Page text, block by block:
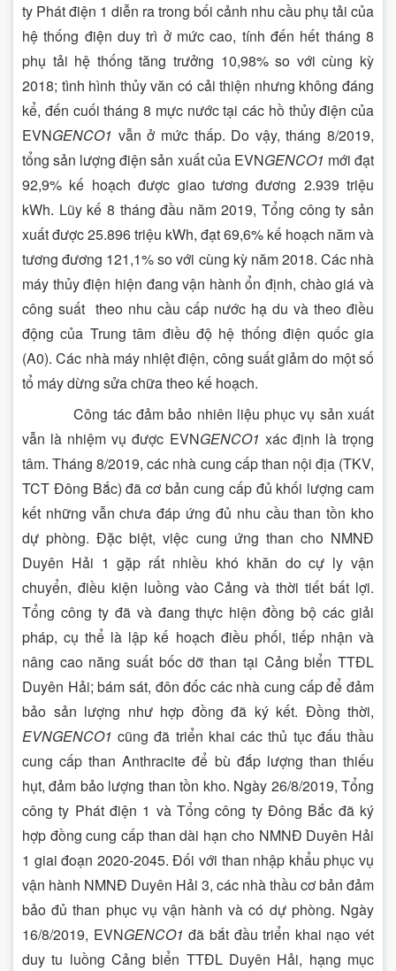
ty Phát điện 1 diễn ra trong bối cảnh nhu cầu phụ tải của
hệ thống điện duy trì ở mức cao, tính đến hết tháng 8
phụ tải hệ thống tăng trưởng 10,98% so với cùng kỳ
2018; tình hình thủy văn có cải thiện nhưng không đáng
kể, đến cuối tháng 8 mực nước tại các hồ thủy điện của
EVNGENCO1 vẫn ở mức thấp. Do vậy, tháng 8/2019,
tổng sản lượng điện sản xuất của EVNGENCO1 mới đạt
92,9% kế hoạch được giao tương đương 2.939 triệu
kWh. Lũy kế 8 tháng đầu năm 2019, Tổng công ty sản
xuất được 25.896 triệu kWh, đạt 69,6% kế hoạch năm và
tương đương 121,1% so với cùng kỳ năm 2018. Các nhà
máy thủy điện hiện đang vận hành ổn định, chào giá và
công suất theo nhu cầu cấp nước hạ du và theo điều
động của Trung tâm điều độ hệ thống điện quốc gia
(A0). Các nhà máy nhiệt điện, công suất giảm do một số
tổ máy dừng sửa chữa theo kế hoạch.
Công tác đảm bảo nhiên liệu phục vụ sản xuất
vẫn là nhiệm vụ được EVNGENCO1 xác định là trọng
tâm. Tháng 8/2019, các nhà cung cấp than nội địa (TKV,
TCT Đông Bắc) đã cơ bản cung cấp đủ khối lượng cam
kết những vẫn chưa đáp ứng đủ nhu cầu than tồn kho
dự phòng. Đặc biệt, việc cung ứng than cho NMNĐ
Duyên Hải 1 gặp rất nhiều khó khăn do cự ly vận
chuyển, điều kiện luồng vào Cảng và thời tiết bất lợi.
Tổng công ty đã và đang thực hiện đồng bộ các giải
pháp, cụ thể là lập kế hoạch điều phối, tiếp nhận và
nâng cao năng suất bốc dỡ than tại Cảng biển TTĐL
Duyên Hải; bám sát, đôn đốc các nhà cung cấp để đảm
bảo sản lượng như hợp đồng đã ký kết. Đồng thời,
EVNGENCO1cũng đã triển khai các thủ tục đấu thầu
cung cấp than Anthracite để bù đắp lượng than thiếu
hụt, đảm bảo lượng than tồn kho. Ngày 26/8/2019, Tổng
công ty Phát điện 1 và Tổng công ty Đông Bắc đã ký
hợp đồng cung cấp than dài hạn cho NMNĐ Duyên Hải
1 giai đoạn 2020-2045. Đối với than nhập khẩu phục vụ
vận hành NMNĐ Duyên Hải 3, các nhà thầu cơ bản đảm
bảo đủ than phục vụ vận hành và có dự phòng. Ngày
16/8/2019, EVNGENCO1đã bắt đầu triển khai nạo vét
duy tu luồng Cảng biển TTĐL Duyên Hải, hạng mục